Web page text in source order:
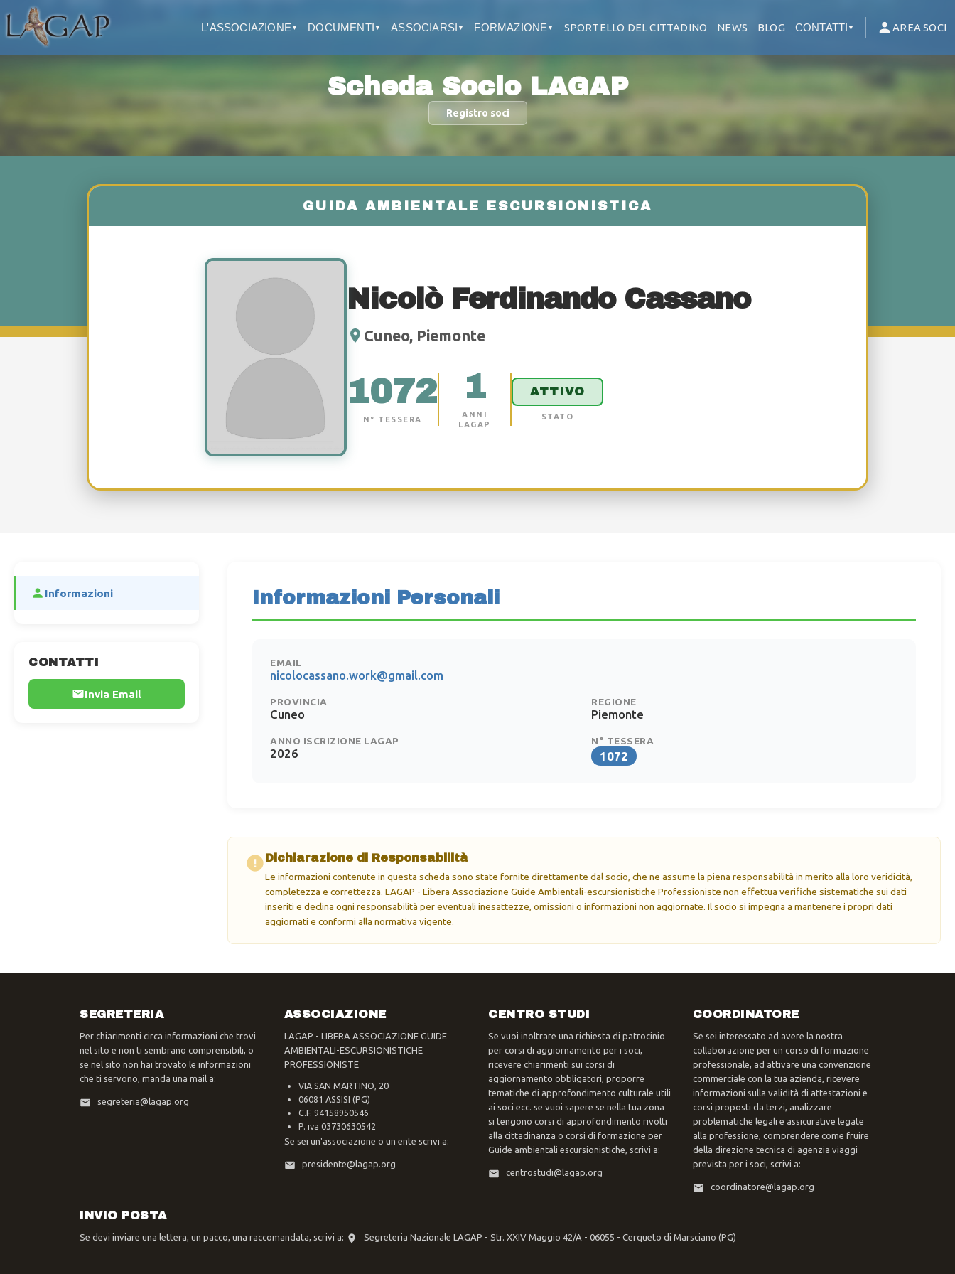
L'ASSOCIAZIONE ▼ DOCUMENTI ▼ ASSOCIARSI ▼ FORMAZIONE ▼ SPORTELLO DEL CITTADINO NEWS BLOG CONTATTI ▼ AREA SOCI
Scheda Socio LAGAP
Registro soci
Nicolò Ferdinando Cassano
Cuneo, Piemonte
1072
N° TESSERA
1
ANNI
LAGAP
ATTIVO
STATO
Informazioni
CONTATTI
Invia Email
Informazioni Personali
EMAIL
nicolocassano.work@gmail.com
PROVINCIA
Cuneo
REGIONE
Piemonte
ANNO ISCRIZIONE LAGAP
2026
N° TESSERA
1072
Dichiarazione di Responsabilità
Le informazioni contenute in questa scheda sono state fornite direttamente dal socio, che ne assume la piena responsabilità in merito alla loro veridicità,
completezza e correttezza. LAGAP - Libera Associazione Guide Ambientali-escursionistiche Professioniste non effettua verifiche sistematiche sui dati
inseriti e declina ogni responsabilità per eventuali inesattezze, omissioni o informazioni non aggiornate. Il socio si impegna a mantenere i propri dati
aggiornati e conformi alla normativa vigente.
SEGRETERIA
Per chiarimenti circa informazioni che trovi
nel sito e non ti sembrano comprensibili, o
se nel sito non hai trovato le informazioni
che ti servono, manda una mail a:
segreteria@lagap.org
ASSOCIAZIONE
LAGAP - LIBERA ASSOCIAZIONE GUIDE
AMBIENTALI-ESCURSIONISTICHE
PROFESSIONISTE
VIA SAN MARTINO, 20
06081 ASSISI (PG)
C.F. 94158950546
P. iva 03730630542
Se sei un'associazione o un ente scrivi a:
presidente@lagap.org
CENTRO STUDI
Se vuoi inoltrare una richiesta di patrocinio
per corsi di aggiornamento per i soci,
ricevere chiarimenti sui corsi di
aggiornamento obbligatori, proporre
tematiche di approfondimento culturale utili
ai soci ecc. se vuoi sapere se nella tua zona
si tengono corsi di approfondimento rivolti
alla cittadinanza o corsi di formazione per
Guide ambientali escursionistiche, scrivi a:
centrostudi@lagap.org
COORDINATORE
Se sei interessato ad avere la nostra
collaborazione per un corso di formazione
professionale, ad attivare una convenzione
commerciale con la tua azienda, ricevere
informazioni sulla validità di attestazioni e
corsi proposti da terzi, analizzare
problematiche legali e assicurative legate
alla professione, comprendere come fruire
della direzione tecnica di agenzia viaggi
prevista per i soci, scrivi a:
coordinatore@lagap.org
INVIO POSTA
Se devi inviare una lettera, un pacco, una raccomandata, scrivi a: Segreteria Nazionale LAGAP - Str. XXIV Maggio 42/A - 06055 - Cerqueto di Marsciano (PG)